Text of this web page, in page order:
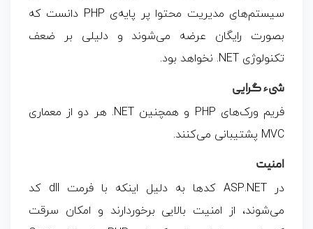
سیستم‌های مدیریت محتوا پر پایه‌ی PHP دانست که
بصورت رایگان عرضه می‌شوند و دلیلی بر ضعف
تکنولوژی NET. نخواهد بود.
شیء گرایی
فریم ورک‌های PHP و همچنین NET. هر دو از معماری
MVC پشتیبانی می‌کنند.
امنیت
در ASP.NET کدها به دلیل اینکه با فرمت dll کد
می‌شوند، از امنیت بالایی برخوردارند و امکان سرقت